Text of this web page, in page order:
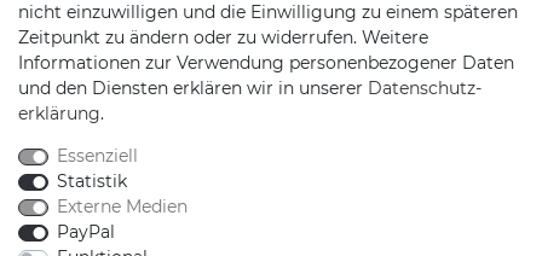
2026 Schnellversand
nicht einzuwilligen und die Einwilligung zu einem späteren
Zeitpunkt zu ändern oder zu widerrufen. Weitere
Informationen zur Verwendung personenbezogener Daten
und den Diensten erklären wir in unserer Daten­schutz­
erklärung.
Essenziell
Statistik
Externe Medien
PayPal